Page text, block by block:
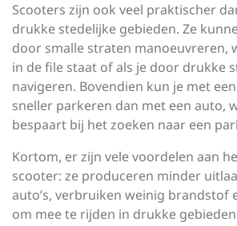
Scooters zijn ook veel praktischer
drukke stedelijke gebieden. Ze
door smalle straten manoeuvreren,
in de file staat of als je door drukke
navigeren. Bovendien kun je met
sneller parkeren dan met een auto,
bespaart bij het zoeken naar een
Kortom, er zijn vele voordelen aan
scooter: ze produceren minder
auto’s, verbruiken weinig brandstof
om mee te rijden in drukke